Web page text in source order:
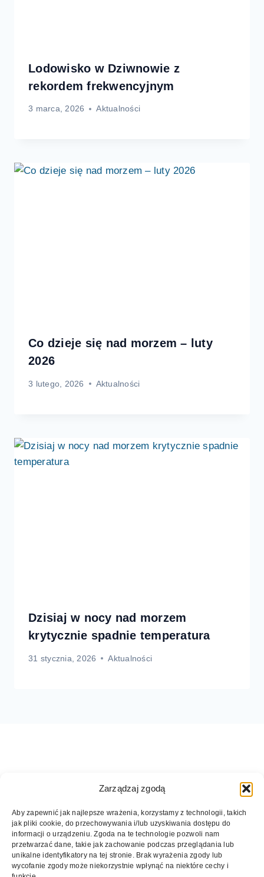
Zarządzaj zgodą
Aby zapewnić jak najlepsze wrażenia, korzystamy z technologii, takich
jak pliki cookie, do przechowywania i/lub uzyskiwania dostępu do
informacji o urządzeniu. Zgoda na te technologie pozwoli nam
przetwarzać dane, takie jak zachowanie podczas przeglądania lub
unikalne identyfikatory na tej stronie. Brak wyrażenia zgody lub
wycofanie zgody może niekorzystnie wpłynąć na niektóre cechy i
Lodowisko w Dziwnowie z
rekordem frekwencyjnym
3 marca, 2026 Aktualności
Co dzieje się nad morzem – luty
2026
3 lutego, 2026 Aktualności
Dzisiaj w nocy nad morzem
krytycznie spadnie temperatura
31 stycznia, 2026 Aktualności
© 2026 DZIWNOW.NET. Wszelkie prawa